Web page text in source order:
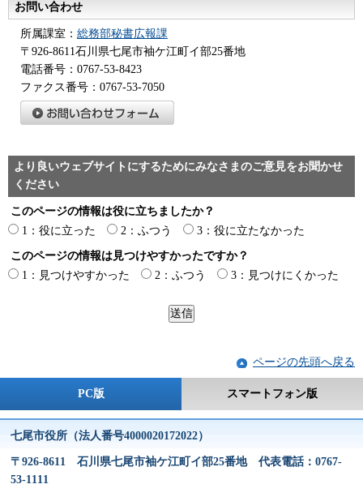
お問い合わせ
所属課室： 総務部秘書広報課
〒926-8611石川県七尾市袖ケ江町イ部25番地
電話番号：0767-53-8423
ファクス番号：0767-53-7050
より良いウェブサイトにするためにみなさまのご意見をお聞かせ
ください
このページの情報は役に立ちましたか？
1：役に立った
2：ふつう 3：役に立たなかった
このページの情報は見つけやすかったですか？
1：見つけやすかった
2：ふつう 3：見つけにくかった
ページの先頭へ戻る
PC版 スマートフォン版
七尾市役所（法人番号4000020172022）
〒926-8611 石川県七尾市袖ケ江町イ部25番地 代表電話：0767-
53-1111